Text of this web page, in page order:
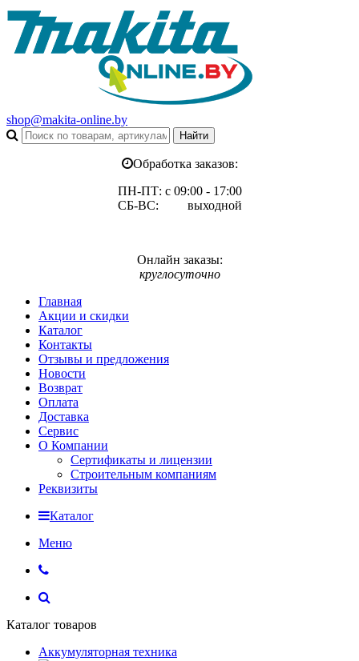
shop@makita-online.by
Обработка заказов:
ПН-ПТ: с 09:00 - 17:00
СБ-ВС: выходной
Онлайн заказы:
круглосуточно
Главная
Акции и скидки
Каталог
Контакты
Отзывы и предложения
Новости
Возврат
Оплата
Доставка
Сервис
О Компании
Сертификаты и лицензии
Строительным компаниям
Реквизиты
Каталог
Меню
Каталог товаров
Аккумуляторная техника